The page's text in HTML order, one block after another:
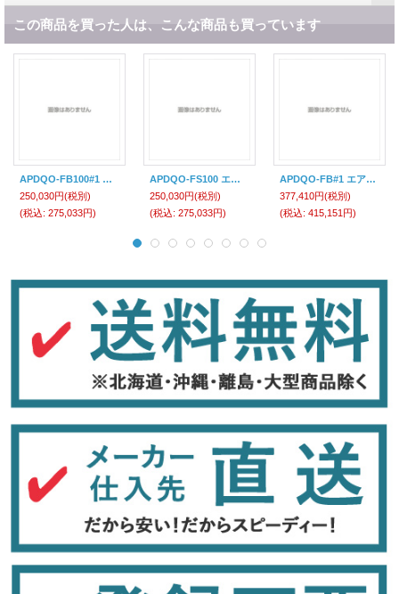
この商品を買った人は、こんな商品も買っています
APDQO-FB100#1 エア式タンク清掃ろ過クリーナー （100Lドラム用、バッグフィルター100メッシュタイプ） APQF003000 アクア
250,030円(税別)
(税込: 275,033円)
APDQO-FS100 エア式タンク清掃ろ過クリーナー （100Lドラム用、SUSフィルタータイプ） APQF002000 アクアシステム
250,030円(税別)
(税込: 275,033円)
APDQO-FB#1 エア式タンク清掃ろ過クリーナー （200Lドラム用、バッグフィルター100メッシュタイプ） APQF050000 アクアシステ
377,410円(税別)
(税込: 415,151円)